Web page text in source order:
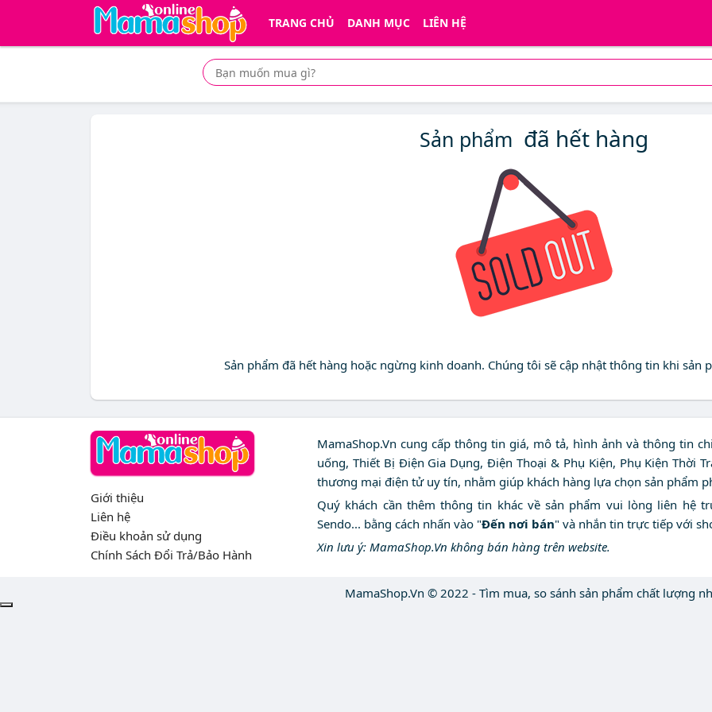
TRANG CHỦ DANH MỤC LIÊN HỆ
Sản phẩm đã hết hàng
Sản phẩm đã hết hàng hoặc ngừng kinh doanh. Chúng tôi sẽ cập nhật thông tin khi sản
Giới thiệu
Liên hệ
Điều khoản sử dụng
Chính Sách Đổi Trả/Bảo Hành
MamaShop.Vn cung cấp thông tin giá, mô tả, hình ảnh và thông tin
uống, Thiết Bị Điện Gia Dụng, Điện Thoại & Phụ Kiện, Phụ Kiện Thời
thương mại điện tử uy tín, nhằm giúp khách hàng lựa chọn sản phẩm
Quý khách cần thêm thông tin khác về sản phẩm vui lòng liên hệ
Sendo... bằng cách nhấn vào "Đến nơi bán" và nhắn tin trực tiếp với
Xin lưu ý: MamaShop.Vn không bán hàng trên website.
MamaShop.Vn © 2022 - Tìm mua, so sánh sản phẩm chất lượng